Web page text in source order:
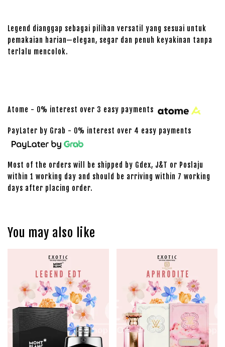
Legend dianggap sebagai pilihan versatil yang sesuai untuk
pemakaian harian—elegan, segar dan penuh keyakinan tanpa
terlalu mencolok.
Atome - 0% interest over 3 easy payments
PayLater by Grab - 0% interest over 4 easy payments
Most of the orders will be shipped by Gdex, J&T or Poslaju
within 1 working day and should be arriving within 7 working
days after placing order.
You may also like